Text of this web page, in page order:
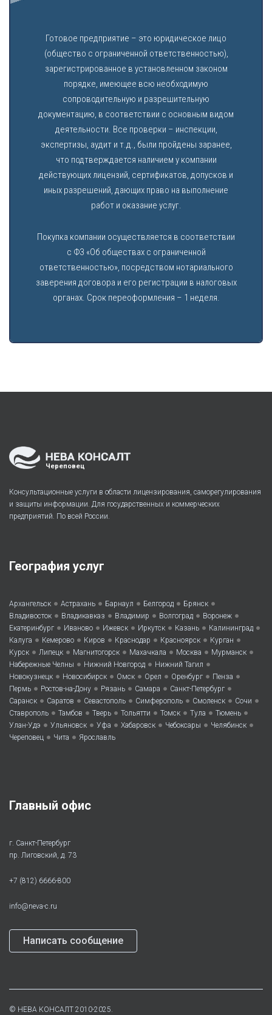
Готовое предприятие – это юридическое лицо
(общество с ограниченной ответственностью),
зарегистрированное в установленном законом
порядке, имеющее всю необходимую
сопроводительную и разрешительную
документацию, в соответствии с основным видом
деятельности. Все проверки – инспекции,
экспертизы, аудит и т.д., были пройдены заранее,
что подтверждается наличием у компании
действующих лицензий, сертификатов, допусков и
иных разрешений, дающих право на выполнение
работ и оказание услуг.
Покупка компании осуществляется в соответствии
с ФЗ «Об обществах с ограниченной
ответственностью», посредством нотариального
заверения договора и его регистрации в налоговых
органах. Срок переоформления – 1 неделя.
Череповец
Консультационные услуги в области лицензирования, саморегулирования
и защиты информации. Для государственных и коммерческих
предприятий. По всей России.
География услуг
Архангельск • Астрахань • Барнаул • Белгород • Брянск •
Владивосток • Владикавказ • Владимир • Волгоград • Воронеж •
Екатеринбург • Иваново • Ижевск • Иркутск • Казань • Калининград •
Калуга • Кемерово • Киров • Краснодар • Красноярск • Курган •
Курск • Липецк • Магнитогорск • Махачкала • Москва • Мурманск •
Набережные Челны • Нижний Новгород • Нижний Тагил •
Новокузнецк • Новосибирск • Омск • Орел • Оренбург • Пенза •
Пермь • Ростов-на-Дону • Рязань • Самара • Санкт-Петербург •
Саранск • Саратов • Севастополь • Симферополь • Смоленск • Сочи •
Ставрополь • Тамбов • Тверь • Тольятти • Томск • Тула • Тюмень •
Улан-Удэ • Ульяновск • Уфа • Хабаровск • Чебоксары • Челябинск •
Череповец • Чита • Ярославль
Главный офис
г. Санкт-Петербург
пр. Лиговский, д. 73
+7 (812) 6666-800
info@neva-c.ru
Написать сообщение
© НЕВА КОНСАЛТ 2010-2025.